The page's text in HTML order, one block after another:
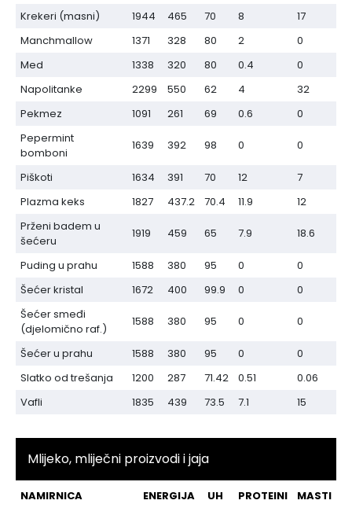
Krekeri (masni) 1944 465 70 8
17
Manchmallow
1371 328 80 2
0
Med
1338 320 80 0.4
0
Napolitanke
2299 550 62 4
32
Pekmez
1091 261 69 0.6
0
Pepermint
bomboni
1639 392 98 0 0
Piškoti 1634 391 70 12
7
Plazma keks
1827 437.2 70.4 11.9
12
Prženi badem u
šećeru
1919 459 65 7.9 18.6
Puding u prahu 1588 380 95 0
0
Šećer kristal
1672 400 99.9 0
0
Šećer smeđi
(djelomično raf.)
1588 380 95 0 0
Šećer u prahu 1588 380 95 0
0
Slatko od trešanja
1200 287 71.42 0.51
0.06
Vafli
1835 439 73.5 7.1 15
Mlijeko, mliječni proizvodi i jaja
NAMIRNICA ENERGIJA UH PROTEINI MASTI